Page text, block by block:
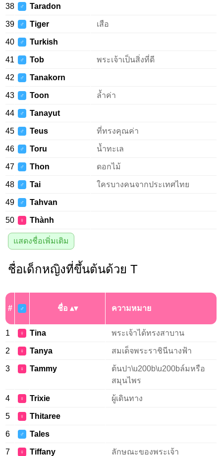
38 ♂ Taradon
39 ♂ Tiger เสือ
40 ♂ Turkish
41 ♂ Tob พระเจ้าเป็นสิ่งที่ดี
42 ♂ Tanakorn
43 ♂ Toon ล้ำค่า
44 ♂ Tanayut
45 ♂ Teus ที่ทรงคุณค่า
46 ♂ Toru น้ำทะเล
47 ♂ Thon ดอกไม้
48 ♂ Tai ใครบางคนจากประเทศไทย
49 ♂ Tahvan
50 ♀ Thành
แสดงชื่อเพิ่มเติม
ชื่อเด็กหญิงที่ขึ้นต้นด้วย T
# ♂ ชื่อ ความหมาย
1 ♀ Tina พระเจ้าได้ทรงสาบาน
2 ♀ Tanya สมเด็จพระราชินีนางฟ้า
3 ♀ Tammy
ต้นปา\u200b\u200bล์มหรือ
สมุนไพร
4 ♀ Trixie ผู้เดินทาง
5 ♀ Thitaree
6 ♂ Tales
7 ♀ Tiffany ลักษณะของพระเจ้า